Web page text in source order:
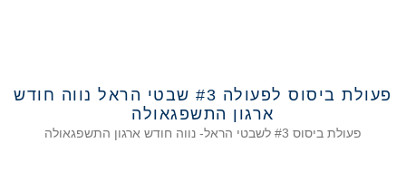
פעולת ביסוס לפעולה #3 שבטי הראל נווה חודש
ארגון התשפגאולה
פעולת ביסוס #3 לשבטי הראל- נווה חודש ארגון התשפגאולה